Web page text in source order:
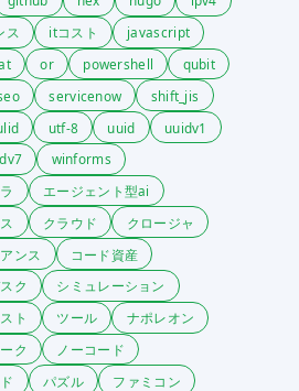
ス itコスト
javascript
or powershell
qubit
servicenow
shift_jis
utf-8 uuid
uuidv1
winforms
エージェント型ai
クラウド
クロージャ
ンス
コード資産
ク
シミュレーション
ト ツール
ナポレオン
ク
ノーコード
パズル
ファミコン